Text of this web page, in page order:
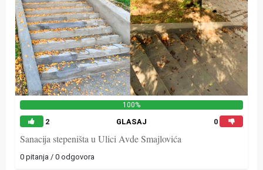
100%
2 GLASAJ 0
Sanacija stepeništa u Ulici Avde Smajlovića
0 pitanja / 0 odgovora